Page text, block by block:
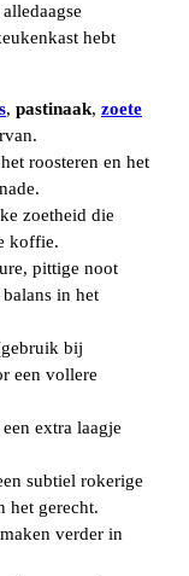
hebt
, pastinaak, zoete
roosteren en het
zoetheid die
koffie.
pittige noot
in het
bij
een vollere
extra laagje
subtiel rokerige
het gerecht.
verder in